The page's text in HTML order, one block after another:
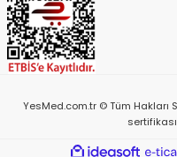
YesMed.com.tr © Tüm Hakları